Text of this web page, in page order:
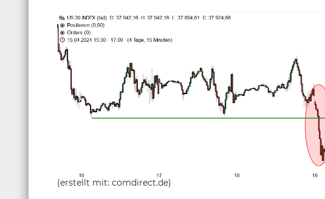
(erstellt mit: comdirect.de)